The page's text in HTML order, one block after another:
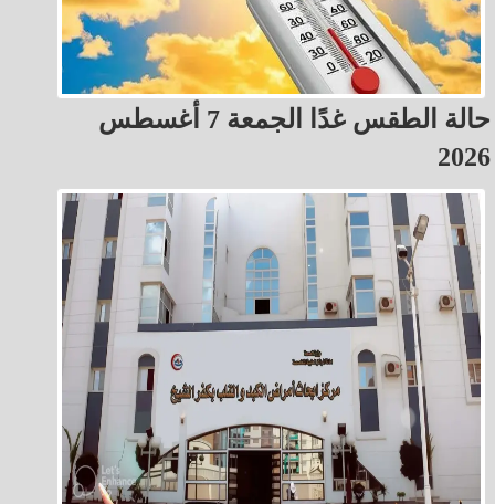
حالة الطقس غدًا الجمعة 7 أغسطس
2026